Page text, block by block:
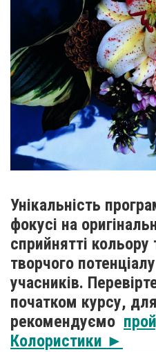
Унікальність
фокусі на
сприйнятті кольору
творчого потенціалу
учасників.
початком курсу,
рекомендуємо
Колористики ►